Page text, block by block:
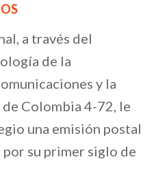
a través del
de la
y la
Colombia 4-72, le
una emisión postal
su primer siglo de